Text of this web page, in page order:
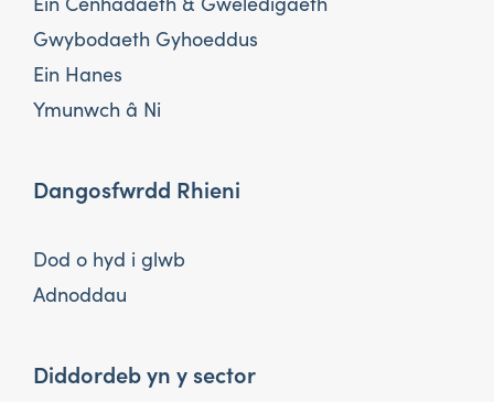
Gwybodaeth Gyhoeddus
Ein Hanes
Ymunwch â Ni
Dangosfwrdd Rhieni
Dod o hyd i glwb
Adnoddau
Diddordeb yn y sector